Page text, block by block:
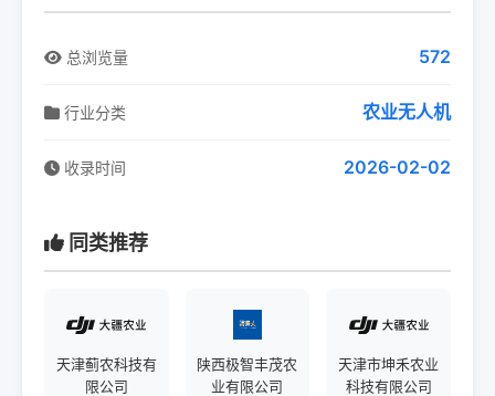
总浏览量 572
行业分类 农业无人机
收录时间 2026-02-02
同类推荐
天津蓟农科技有
限公司
陕西极智丰茂农
业有限公司
天津市坤禾农业
科技有限公司